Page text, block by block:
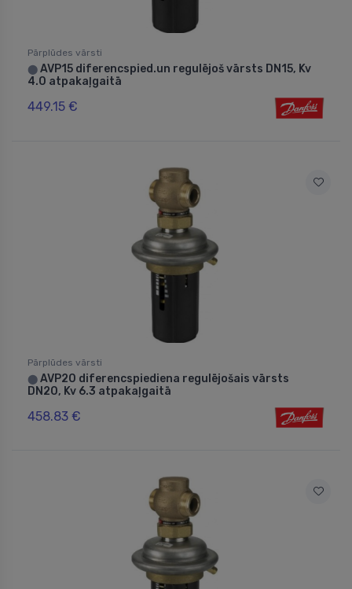
Pārplūdes vārsti
⬤ AVP15 diferencspied.un regulējoš vārsts DN15, Kv
4.0 atpakaļgaitā
449.15 €
Pārplūdes vārsti
⬤ AVP20 diferencspiediena regulējošais vārsts
DN20, Kv 6.3 atpakaļgaitā
458.83 €